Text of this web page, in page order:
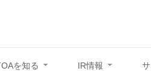
を知る IR情報